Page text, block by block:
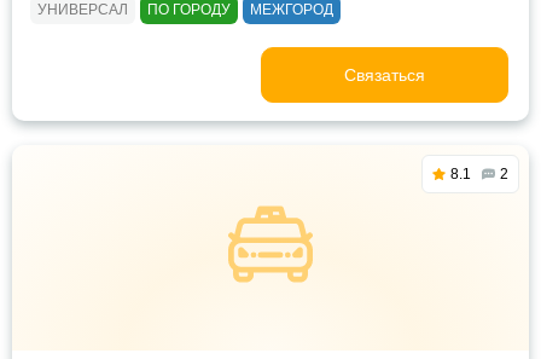
УНИВЕРСАЛ ПО ГОРОДУ МЕЖГОРОД
Связаться
8.1 2